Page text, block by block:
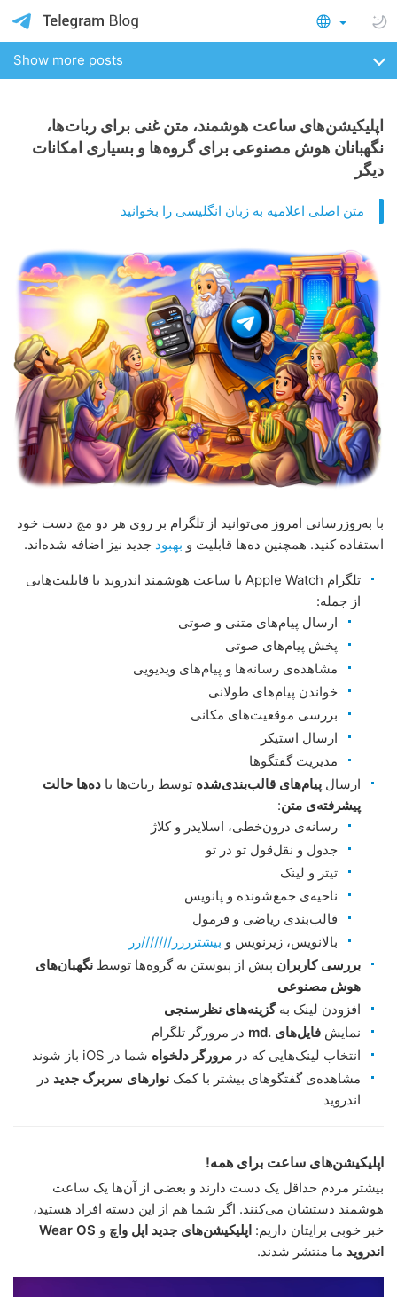
Show more posts
اپلیکیشن‌های ساعت هوشمند، متن غنی برای ربات‌ها،
نگهبانان هوش مصنوعی برای گروه‌ها و بسیاری امکانات
دیگر
متن اصلی اعلامیه به زبان انگلیسی را بخوانید
با به‌روزرسانی امروز می‌توانید از تلگرام بر روی هر دو مچ دست خود
استفاده کنید. همچنین ده‌ها قابلیت و بهبود جدید نیز اضافه شده‌اند.
تلگرام Apple Watch یا ساعت هوشمند اندروید با قابلیت‌هایی
از جمله:
ارسال پیام‌های متنی و صوتی
پخش پیام‌های صوتی
مشاهده‌ی رسانه‌ها و پیام‌های ویدیویی
خواندن پیام‌های طولانی
بررسی موقعیت‌های مکانی
ارسال استیکر
مدیریت گفتگوها
ارسال پیام‌های قالب‌بندی‌شده توسط ربات‌ها با ده‌ها حالت
پیشرفته‌ی متن:
رسانه‌ی درون‌خطی، اسلایدر و کلاژ
جدول و نقل‌قول تو در تو
تیتر و لینک
ناحیه‌ی جمع‌شونده و پانویس
قالب‌بندی ریاضی و فرمول
بالانویس، زیرنویس و بیشترررر///////رر
بررسی کاربران پیش از پیوستن به گروه‌ها توسط نگهبان‌های
هوش مصنوعی
افزودن لینک بهگزینه‌های نظرسنجی
نمایش فایل‌های .md
در مرورگر تلگرام
انتخاب لینک‌هایی که در مرورگر دلخواه شما در iOS باز شوند
مشاهده‌ی گفتگوهای بیشتر با کمک نوارهای سربرگ جدید در
اندروید
اپلیکیشن‌های ساعت برای همه!
بیشتر مردم حداقل یک دست دارند و بعضی از آن‌ها یک ساعت
هوشمند دستشان می‌کنند. اگر شما هم از این دسته افراد هستید،
خبر خوبی برایتان داریم: اپلیکیشن‌های جدید اپل واچ و Wear OS
اندروید ما منتشر شدند.